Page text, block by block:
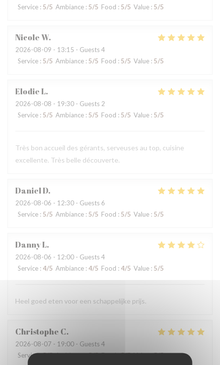
Service : 5/5 Ambiance : 5/5 Food : 5/5 Value : 5/5
NicoleW
2026-08-09 - 13:15 - Guests 4
Service : 5/5 Ambiance : 5/5 Food : 5/5 Value : 5/5
ElodieL
2026-08-08 - 19:30 - Guests 2
Service : 5/5 Ambiance : 5/5 Food : 5/5 Value : 5/5
Très bon accueil des gérants, serveuses au top, cuisine
excellente. Très belle découverte.
DanielD
2026-08-06 - 12:30 - Guests 6
Service : 5/5 Ambiance : 5/5 Food : 5/5 Value : 5/5
DannyL
2026-08-06 - 12:00 - Guests 4
Service : 4/5 Ambiance : 4/5 Food : 4/5 Value : 5/5
Heel goed eten voor een schappelijke prijs.
Christophe C
2026-08-07 - 19:00 - Guests 4
Service:5/5 Ambiance:5/5 Food:5/5 Value:5/5